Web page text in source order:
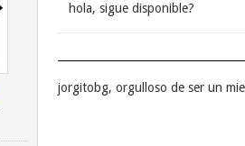
hola, sigue disponible?
jorgitobg, orgulloso de ser un